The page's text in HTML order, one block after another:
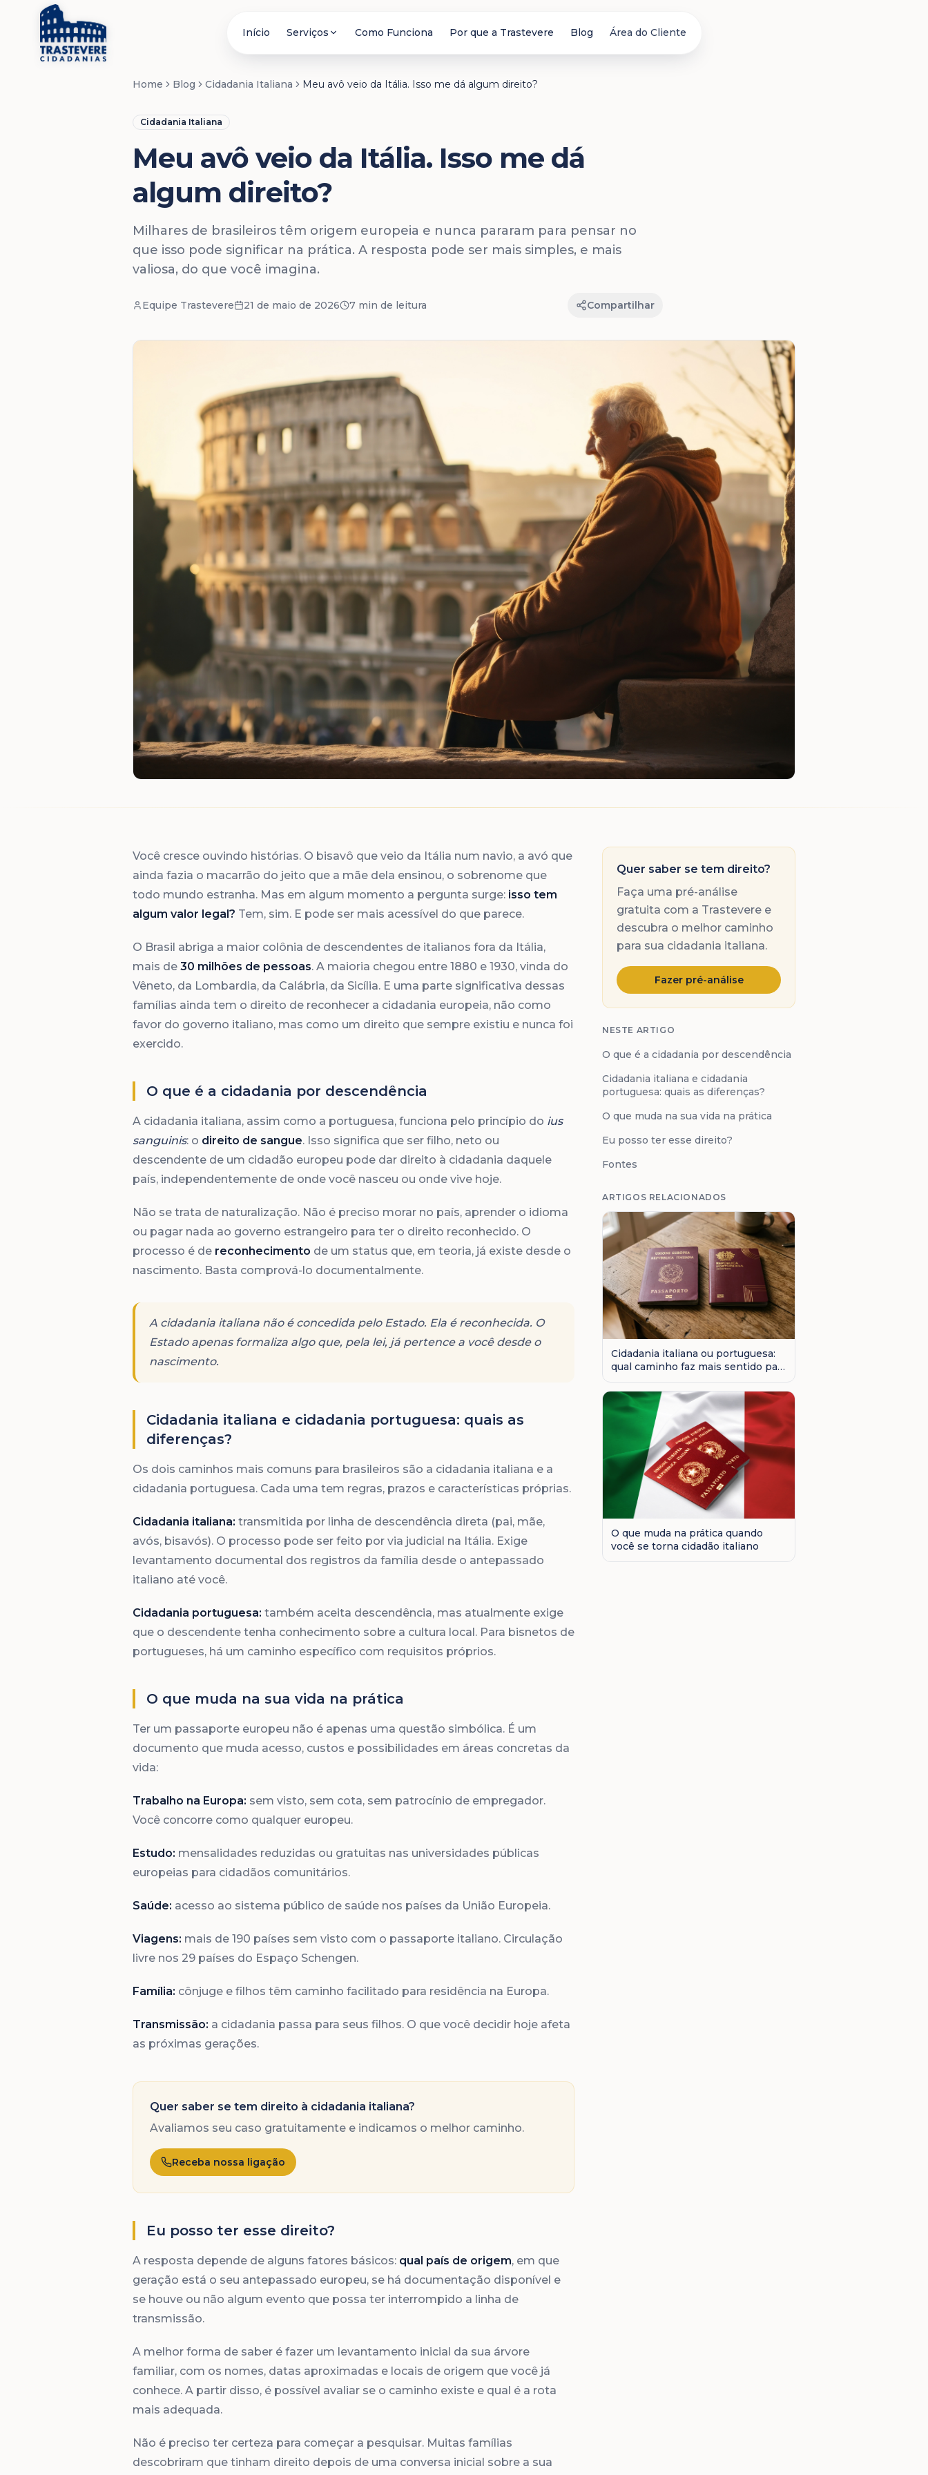
Início Serviços Como Funciona Por que a Trastevere Blog Área do Cliente
Home Blog Cidadania Italiana Meu avô veio da Itália. Isso me dá algum direito?
Cidadania Italiana
Meu avô veio da Itália. Isso me dá
algum direito?
Milhares de brasileiros têm origem europeia e nunca pararam para pensar no
que isso pode significar na prática. A resposta pode ser mais simples, e mais
valiosa, do que você imagina.
Equipe Trastevere 21 de maio de 2026 7 min de leitura Compartilhar
Você cresce ouvindo histórias. O bisavô que veio da Itália num navio, a avó que
ainda fazia o macarrão do jeito que a mãe dela ensinou, o sobrenome que
todo mundo estranha. Mas em algum momento a pergunta surge: isso tem
algum valor legal? Tem, sim. E pode ser mais acessível do que parece.
O Brasil abriga a maior colônia de descendentes de italianos fora da Itália,
mais de 30 milhões de pessoas. A maioria chegou entre 1880 e 1930, vinda do
Vêneto, da Lombardia, da Calábria, da Sicília. E uma parte significativa dessas
famílias ainda tem o direito de reconhecer a cidadania europeia, não como
favor do governo italiano, mas como um direito que sempre existiu e nunca foi
exercido.
O que é a cidadania por descendência
A cidadania italiana, assim como a portuguesa, funciona pelo princípio do ius
sanguinis: o direito de sangue. Isso significa que ser filho, neto ou
descendente de um cidadão europeu pode dar direito à cidadania daquele
país, independentemente de onde você nasceu ou onde vive hoje.
Não se trata de naturalização. Não é preciso morar no país, aprender o idioma
ou pagar nada ao governo estrangeiro para ter o direito reconhecido. O
processo é de reconhecimento de um status que, em teoria, já existe desde o
nascimento. Basta comprová-lo documentalmente.
A cidadania italiana não é concedida pelo Estado. Ela é reconhecida. O
Estado apenas formaliza algo que, pela lei, já pertence a você desde o
nascimento.
Cidadania italiana e cidadania portuguesa: quais as
diferenças?
Os dois caminhos mais comuns para brasileiros são a cidadania italiana e a
cidadania portuguesa. Cada uma tem regras, prazos e características próprias.
Cidadania italiana: transmitida por linha de descendência direta (pai, mãe,
avós, bisavós). O processo pode ser feito por via judicial na Itália. Exige
levantamento documental dos registros da família desde o antepassado
italiano até você.
Cidadania portuguesa: também aceita descendência, mas atualmente exige
que o descendente tenha conhecimento sobre a cultura local. Para bisnetos de
portugueses, há um caminho específico com requisitos próprios.
O que muda na sua vida na prática
Ter um passaporte europeu não é apenas uma questão simbólica. É um
documento que muda acesso, custos e possibilidades em áreas concretas da
vida:
Trabalho na Europa: sem visto, sem cota, sem patrocínio de empregador.
Você concorre como qualquer europeu.
Estudo: mensalidades reduzidas ou gratuitas nas universidades públicas
europeias para cidadãos comunitários.
Saúde: acesso ao sistema público de saúde nos países da União Europeia.
Viagens: mais de 190 países sem visto com o passaporte italiano. Circulação
livre nos 29 países do Espaço Schengen.
Família: cônjuge e filhos têm caminho facilitado para residência na Europa.
Transmissão: a cidadania passa para seus filhos. O que você decidir hoje afeta
as próximas gerações.
Quer saber se tem direito à cidadania italiana?
Avaliamos seu caso gratuitamente e indicamos o melhor caminho.
Receba nossa ligação
Eu posso ter esse direito?
A resposta depende de alguns fatores básicos: qual país de origem, em que
geração está o seu antepassado europeu, se há documentação disponível e
se houve ou não algum evento que possa ter interrompido a linha de
transmissão.
A melhor forma de saber é fazer um levantamento inicial da sua árvore
familiar, com os nomes, datas aproximadas e locais de origem que você já
conhece. A partir disso, é possível avaliar se o caminho existe e qual é a rota
mais adequada.
Não é preciso ter certeza para começar a pesquisar. Muitas famílias
descobriram que tinham direito depois de uma conversa inicial sobre a sua
Quer saber se tem direito?
Faça uma pré-análise
gratuita com a Trastevere e
descubra o melhor caminho
para sua cidadania italiana.
Fazer pré-análise
NESTE ARTIGO
O que é a cidadania por descendência
Cidadania italiana e cidadania
portuguesa: quais as diferenças?
O que muda na sua vida na prática
Eu posso ter esse direito?
Fontes
ARTIGOS RELACIONADOS
Cidadania italiana ou portuguesa:
qual caminho faz mais sentido para
o seu caso?
O que muda na prática quando
você se torna cidadão italiano